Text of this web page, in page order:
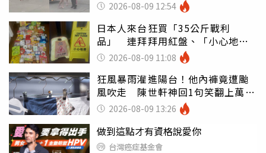
2026-08-09 12:54
日本人來台狂買「35公斤戰利
品」 連拜拜用紅盤、「小心地
滑」告示牌也帶回家
2026-08-09 11:08
狂風暴雨灌進陽台！他內褲竟遭颱
風吹走 陳世軒神回1句笑翻上萬網
友 2026-08-09 13:26
做到這點才有資格說愛你
台灣癌症基金會